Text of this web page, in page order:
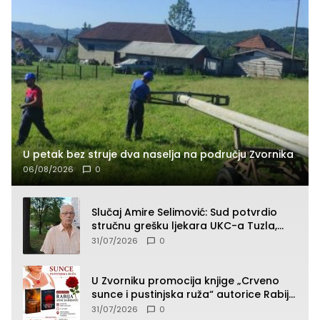
U petak bez struje dva naselja na području Zvornika
06/08/2026 0
Slučaj Amire Selimović: Sud potvrdio
stručnu grešku ljekara UKC-a Tuzla,
presudan dokaz ostala obdukcija
31/07/2026 0
U Zvorniku promocija knjige „Crveno
sunce i pustinjska ruža“ autorice Rabije
Avdić-Hamidović
31/07/2026 0